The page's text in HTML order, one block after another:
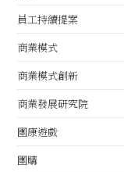
員工持續提案
商業模式
商業模式創新
商業發展研究院
團康遊戲
團購